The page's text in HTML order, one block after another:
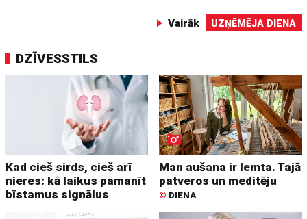
Vairāk UZŅĒMĒJA DIENA
DZĪVESSTILS
Kad cieš sirds, cieš arī
nieres: kā laikus pamanīt
bīstamus signālus
Man aušana ir lemta. Tajā
patveros un meditēju
© DIENA